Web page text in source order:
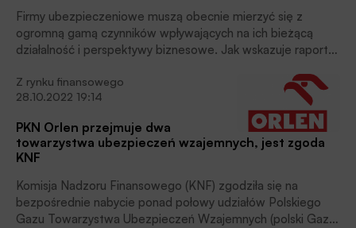
Firmy ubezpieczeniowe muszą obecnie mierzyć się z
ogromną gamą czynników wpływających na ich bieżącą
działalność i perspektywy biznesowe. Jak wskazuje raport
at crosscroads to shaping long-term success, może to
oznaczać konieczność wypracowania nowej, strategicznej
wizji własnego miejsca w tak niespokojnym świecie.
Z rynku finansowego
28.10.2022 19:14
PKN Orlen przejmuje dwa
towarzystwa ubezpieczeń wzajemnych, jest zgoda
KNF
Komisja Nadzoru Finansowego (KNF) zgodziła się na
bezpośrednie nabycie ponad połowy udziałów Polskiego
Gazu Towarzystwa Ubezpieczeń Wzajemnych (polski Gaz